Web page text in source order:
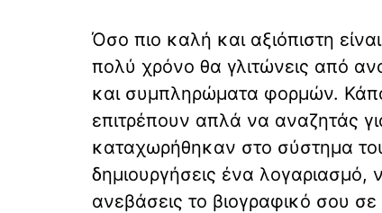
Όσο πιο καλή και αξιόπιστη
πολύ χρόνο θα γλιτώνεις από
και συμπληρώματα φορμών.
επιτρέπουν απλά να αναζητάς
καταχωρήθηκαν στο σύστημα
δημιουργήσεις ένα λογαριασμό,
ανεβάσεις το βιογραφικό σου